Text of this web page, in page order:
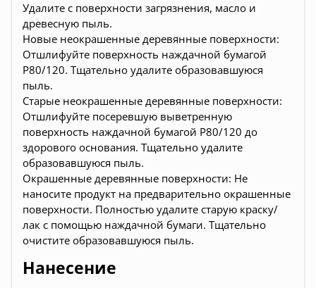
Удалите с поверхности загрязнения, масло и
древесную пыль.
Новые неокрашенные деревянные поверхности:
Отшлифуйте поверхность наждачной бумагой
Р80/120. Тщательно удалите образовавшуюся
пыль.
Старые неокрашенные деревянные поверхности:
Отшлифуйте посеревшую выветренную
поверхность наждачной бумагой Р80/120 до
здорового основания. Тщательно удалите
образовавшуюся пыль.
Окрашенные деревянные поверхности: Не
наносите продукт на предварительно окрашенные
поверхности. Полностью удалите старую краску/
лак с помощью наждачной бумаги. Тщательно
очистите образовавшуюся пыль.
Нанесение